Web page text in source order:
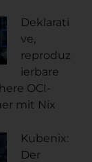
Deklarati
ve,
reproduz
ierbare
OCI-
mit Nix
Kubenix:
Der